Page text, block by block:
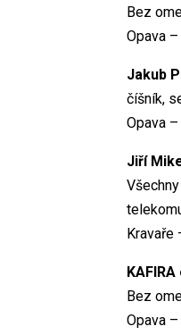
Bez
Opava
Jakub
číšník,
Opava
Jiří
Kravaře
KAFIRA
Bez
Opava